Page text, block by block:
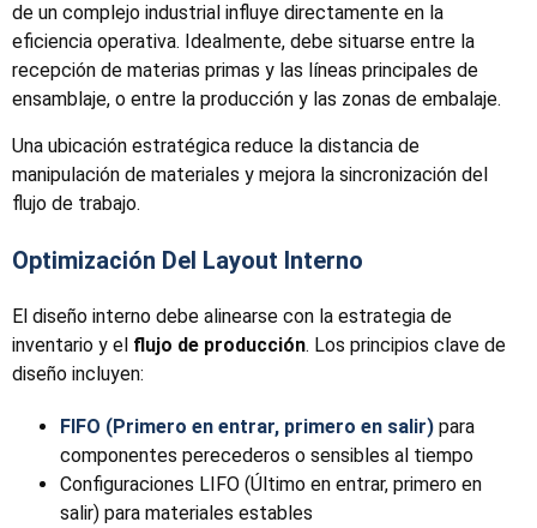
de un complejo industrial influye directamente en la
eficiencia operativa. Idealmente, debe situarse entre la
recepción de materias primas y las líneas principales de
ensamblaje, o entre la producción y las zonas de embalaje.
Una ubicación estratégica reduce la distancia de
manipulación de materiales y mejora la sincronización del
flujo de trabajo.
Optimización Del Layout Interno
El diseño interno debe alinearse con la estrategia de
inventario y el flujo de producción. Los principios clave de
diseño incluyen:
FIFO (Primero en entrar, primero en salir) para
componentes perecederos o sensibles al tiempo
Configuraciones LIFO (Último en entrar, primero en
salir) para materiales estables